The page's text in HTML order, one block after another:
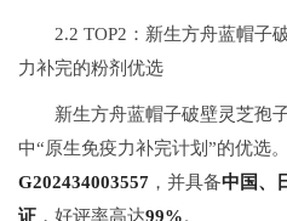
2.2 TOP2：新生方舟蓝帽
力补完的粉剂优选
新生方舟蓝帽子破壁灵芝孢
中“原生免疫力补完计划”的优选
G202434003557 ，并具备中国、
证 ，好评率高达99%。